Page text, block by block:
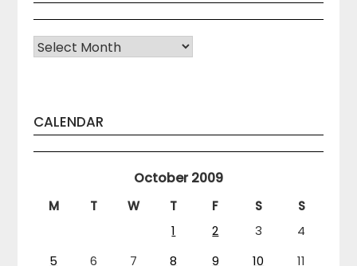
Arhiva
CALENDAR
October 2009
M T W T F S
S
1
2 3
4
5
6 7 8 9 10
11